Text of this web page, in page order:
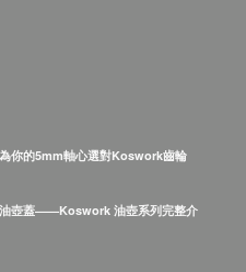
你的5mm軸心選對Koswork齒輪
壺蓋——Koswork 油壺系列完整介